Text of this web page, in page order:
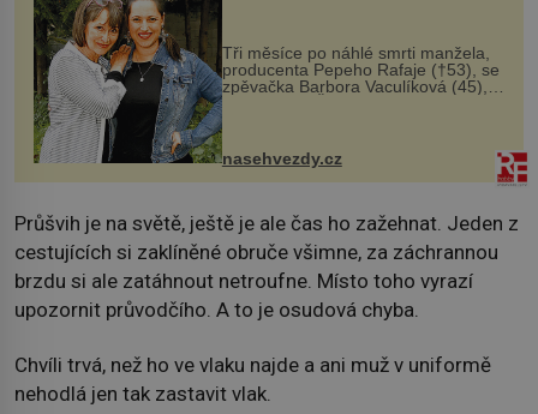
Tři měsíce po náhlé smrti manžela,
producenta Pepeho Rafaje (†53), se
zpěvačka Barbora Vaculíková (45),
dcera Petry Černocké (75), poprvé
ozvala veřejnosti. Na sociální síti
sdílela, že se snaží fung...
nasehvezdy.cz
Průšvih je na světě, ještě je ale čas ho zažehnat. Jeden z
cestujících si zaklíněné obruče všimne, za záchrannou
brzdu si ale zatáhnout netroufne. Místo toho vyrazí
upozornit průvodčího. A to je osudová chyba.
Chvíli trvá, než ho ve vlaku najde a ani muž v uniformě
nehodlá jen tak zastavit vlak.